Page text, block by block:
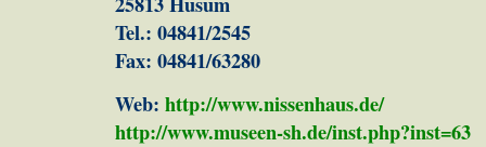
Tel.: 04841/2545
Fax: 04841/63280
Web:http://www.nissenhaus.de/
http://www.museen-sh.de/inst.php?inst=63